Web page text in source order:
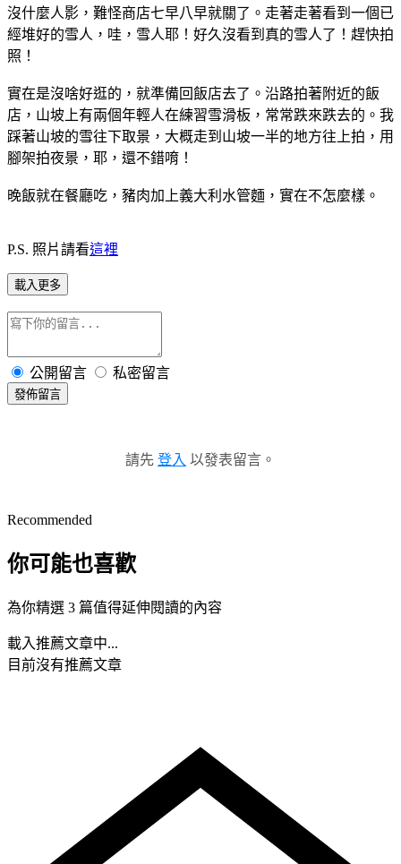
沒什麼人影，難怪商店七早八早就關了。走著走著看到一個已
經堆好的雪人，哇，雪人耶！好久沒看到真的雪人了！趕快拍
照！
實在是沒啥好逛的，就準備回飯店去了。沿路拍著附近的飯
店，山坡上有兩個年輕人在練習雪滑板，常常跌來跌去的。我
踩著山坡的雪往下取景，大概走到山坡一半的地方往上拍，用
腳架拍夜景，耶，還不錯唷！
晚飯就在餐廳吃，豬肉加上義大利水管麵，實在不怎麼樣。
P.S. 照片請看這裡
載入更多
公開留言 私密留言
發佈留言
請先 登入 以發表留言。
Recommended
你可能也喜歡
為你精選 3 篇值得延伸閱讀的內容
載入推薦文章中...
目前沒有推薦文章